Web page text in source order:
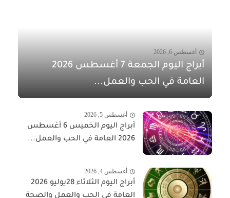
أغسطس 6, 2026
أبراج اليوم الجمعة 7 أغسطس 2026
العامة في الحب والعمل...
أغسطس 5, 2026
أبراج اليوم الخميس 6 أغسطس
2026 العامة في الحب والعمل...
أغسطس 4, 2026
أبراج اليوم الثلاثاء 28يوليو 2026
العامة في الحب والعمل والصحة